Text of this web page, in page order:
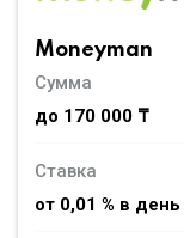
Moneyman
Сумма
до 170 000 ₸
Ставка
от 0,01 % в день